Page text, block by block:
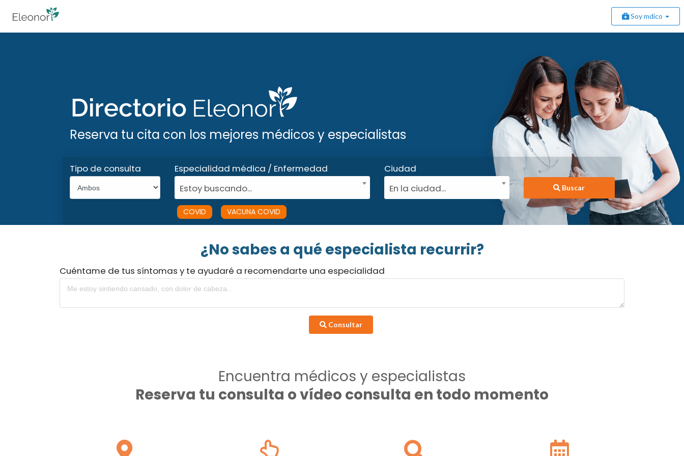
Soy mdico
Reserva tu cita con los mejores médicos y especialistas
Tipo de consulta
Especialidad médica / Enfermedad
Estoy buscando...
COVID VACUNA COVID
Ciudad
En la ciudad...
Buscar
¿No sabes a qué especialista recurrir?
Cuéntame de tus síntomas y te ayudaré a recomendarte una especialidad
Consultar
Encuentra médicos y especialistas
Reserva tu consulta o vídeo consulta en todo momento